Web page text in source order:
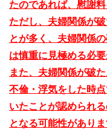
たのであれば、慰謝
ただし、夫婦関係が
とが多く、夫婦関係
は慎重に見極める必要
また、夫婦関係が破
不倫・浮気をした時
いたことが認められ
となる可能性がありま